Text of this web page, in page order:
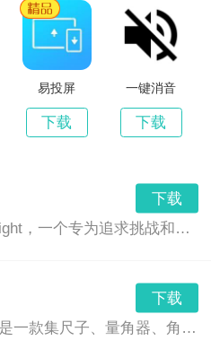
种实用的辅助功能，如自动
级建筑等，方便玩家在游
下载
下载
下载
下载
易投屏
下载
一键消音
下载
下载
欢迎来到FightFlight，一个专为追求挑战和刺激的你量身打造的应用。在这里，你将体验到前所未有的飞行战斗体验，让你在紧张刺激的战斗和自由飞翔中寻找自我。
下载
万能尺子量角器是一款集尺子、量角器、角尺等多种功能于一体的多功能测量工具应用。它可以帮助用户轻松测量各种形状的尺寸和角度，提供精确的数据和直观的测量结果，适用于各种学习和工作场景。